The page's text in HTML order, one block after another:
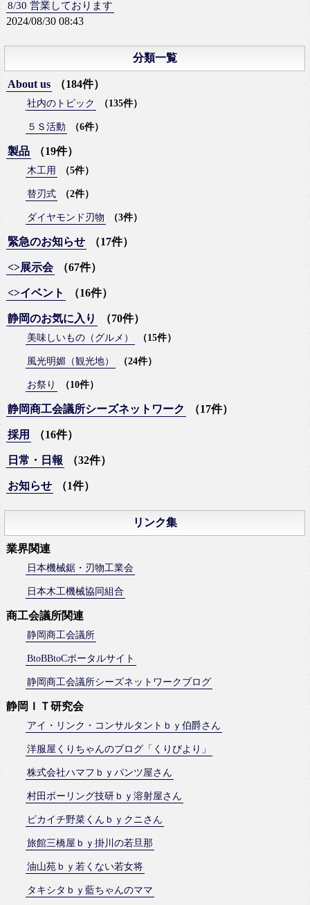
8/30 営業しております
2024/08/30 08:43
分類一覧
About us （184件）
社内のトピック （135件）
５Ｓ活動 （6件）
製品 （19件）
木工用 （5件）
替刃式 （2件）
ダイヤモンド刃物 （3件）
緊急のお知らせ （17件）
<>展示会 （67件）
<>イベント （16件）
静岡のお気に入り （70件）
美味しいもの（グルメ） （15件）
風光明媚（観光地） （24件）
お祭り （10件）
静岡商工会議所シーズネットワーク （17件）
採用 （16件）
日常・日報 （32件）
お知らせ （1件）
リンク集
業界関連
日本機械鋸・刃物工業会
日本木工機械協同組合
商工会議所関連
静岡商工会議所
BtoBBtoCポータルサイト
静岡商工会議所シーズネットワークブログ
静岡ＩＴ研究会
アイ・リンク・コンサルタントｂｙ伯爵さん
洋服屋くりちゃんのブログ「くりびより」
株式会社ハマフｂｙパンツ屋さん
村田ボーリング技研ｂｙ溶射屋さん
ピカイチ野菜くんｂｙクニさん
旅館三橋屋ｂｙ掛川の若旦那
油山苑ｂｙ若くない若女将
タキシタｂｙ藍ちゃんのママ